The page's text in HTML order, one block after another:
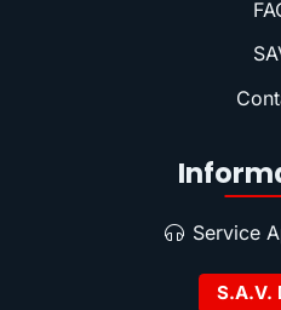
Service
S.A.V.